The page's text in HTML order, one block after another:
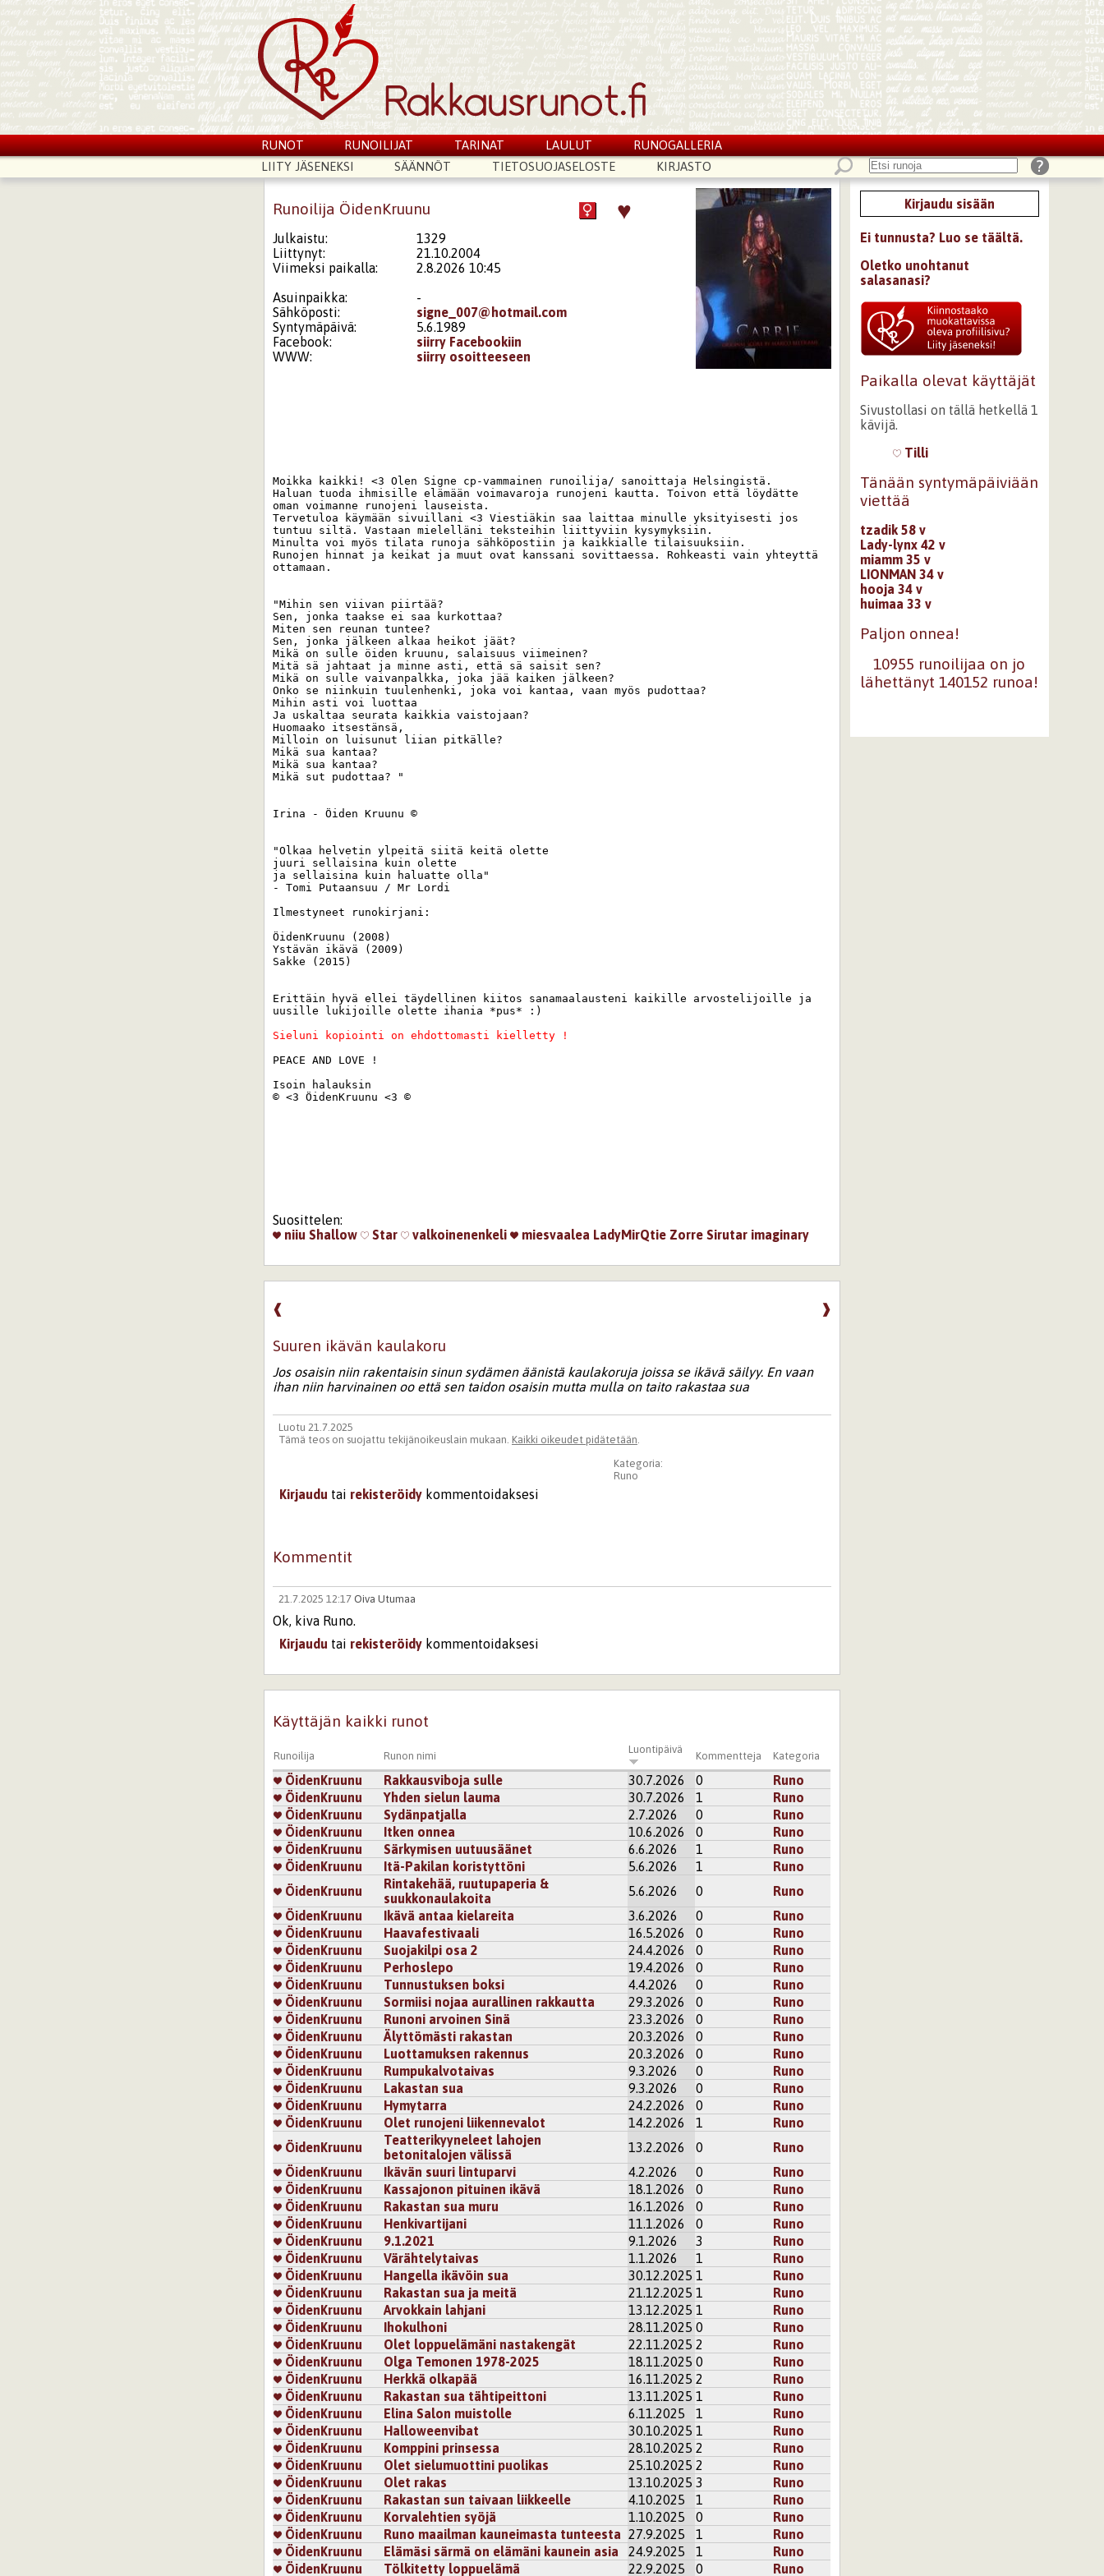
RUNOT RUNOILIJAT TARINAT LAULUT
RUNOGALLERIA
LIITY JÄSENEKSI
SÄÄNNÖT TIETOSUOJASELOSTE KIRJASTO
Runoilija ÖidenKruunu ♥
Julkaistu:
1329
Liittynyt:
21.10.2004
Viimeksi paikalla:
2.8.2026 10:45
Asuinpaikka:
-
Sähköposti:
signe_007@hotmail.com
Syntymäpäivä:
5.6.1989
Facebook:
siirry Facebookiin
WWW:
siirry osoitteeseen
Moikka kaikki! <3 Olen Signe cp-vammainen runoilija/ sanoittaja Helsingistä.
Haluan tuoda ihmisille elämään voimavaroja runojeni kautta. Toivon että löydätte
oman voimanne runojeni lauseista.
Tervetuloa käymään sivuillani <3 Viestiäkin saa laittaa minulle yksityisesti jos
tuntuu siltä. Vastaan mielelläni teksteihin liittyviin kysymyksiin.
Minulta voi myös tilata runoja sähköpostiin ja kaikkialle tilaisuuksiin.
Runojen hinnat ja keikat ja muut ovat kanssani sovittaessa. Rohkeasti vain yhteyttä
ottamaan.
"Mihin sen viivan piirtää?
Sen, jonka taakse ei saa kurkottaa?
Miten sen reunan tuntee?
Sen, jonka jälkeen alkaa heikot jäät?
Mikä on sulle öiden kruunu, salaisuus viimeinen?
Mitä sä jahtaat ja minne asti, että sä saisit sen?
Mikä on sulle vaivanpalkka, joka jää kaiken jälkeen?
Onko se niinkuin tuulenhenki, joka voi kantaa, vaan myös pudottaa?
Mihin asti voi luottaa
Ja uskaltaa seurata kaikkia vaistojaan?
Huomaako itsestänsä,
Milloin on luisunut liian pitkälle?
Mikä sua kantaa?
Mikä sua kantaa?
Mikä sut pudottaa? "
Irina - Öiden Kruunu ©
"Olkaa helvetin ylpeitä siitä keitä olette
juuri sellaisina kuin olette
ja sellaisina kuin haluatte olla"
- Tomi Putaansuu / Mr Lordi
Ilmestyneet runokirjani:
ÖidenKruunu (2008)
Ystävän ikävä (2009)
Sakke (2015)
Erittäin hyvä ellei täydellinen kiitos sanamaalausteni kaikille arvostelijoille ja
uusille lukijoille olette ihania *pus* :)
Sieluni kopiointi on ehdottomasti kielletty !
PEACE AND LOVE !
Isoin halauksin
© <3 ÖidenKruunu <3 ©
Suosittelen:
niiu Shallow Star valkoinenenkeli miesvaalea LadyMirQtie Zorre Sirutar imaginary
❱
❰
Suuren ikävän kaulakoru
Jos osaisin niin rakentaisin sinun sydämen äänistä kaulakoruja joissa se ikävä säilyy. En vaan
ihan niin harvinainen oo että sen taidon osaisin mutta mulla on taito rakastaa sua
Luotu 21.7.2025
Tämä teos on suojattu tekijänoikeuslain mukaan. Kaikki oikeudet pidätetään.
Kategoria:
Runo
Kirjaudu tai rekisteröidy kommentoidaksesi
Kommentit
21.7.2025 12:17 Oiva Utumaa
Ok, kiva Runo.
Kirjaudu tai rekisteröidy kommentoidaksesi
Sivut
Käyttäjän kaikki runot
Runoilija Runon nimi
Luontipäivä
Kommentteja Kategoria
ÖidenKruunu Rakkausviboja sulle 30.7.2026 0
Runo
ÖidenKruunu
Yhden sielun lauma 30.7.2026 1
Runo
ÖidenKruunu
Sydänpatjalla 2.7.2026 0
Runo
ÖidenKruunu
Itken onnea 10.6.2026 0
Runo
ÖidenKruunu
Särkymisen uutuusäänet 6.6.2026 1
Runo
ÖidenKruunu
Itä-Pakilan koristyttöni 5.6.2026 1
Runo
ÖidenKruunu
Rintakehää, ruutupaperia &
suukkonaulakoita
5.6.2026 0
Runo
ÖidenKruunu
Ikävä antaa kielareita 3.6.2026 0
Runo
ÖidenKruunu
Haavafestivaali 16.5.2026 0
Runo
ÖidenKruunu
Suojakilpi osa 2 24.4.2026 0
Runo
ÖidenKruunu
Perhoslepo 19.4.2026 0
Runo
ÖidenKruunu
Tunnustuksen boksi 4.4.2026 0
Runo
ÖidenKruunu
Sormiisi nojaa aurallinen rakkautta 29.3.2026 0
Runo
ÖidenKruunu
Runoni arvoinen Sinä 23.3.2026 0
Runo
ÖidenKruunu
Älyttömästi rakastan 20.3.2026 0
Runo
ÖidenKruunu
Luottamuksen rakennus 20.3.2026 0
Runo
ÖidenKruunu
Rumpukalvotaivas 9.3.2026 0
Runo
ÖidenKruunu
Lakastan sua 9.3.2026 0
Runo
ÖidenKruunu
Hymytarra 24.2.2026 0
Runo
ÖidenKruunu
Olet runojeni liikennevalot 14.2.2026 1
Runo
ÖidenKruunu
Teatterikyyneleet lahojen
betonitalojen välissä
13.2.2026 0
Runo
ÖidenKruunu
Ikävän suuri lintuparvi 4.2.2026 0
Runo
ÖidenKruunu
Kassajonon pituinen ikävä 18.1.2026 0
Runo
ÖidenKruunu
Rakastan sua muru 16.1.2026 0
Runo
ÖidenKruunu
Henkivartijani 11.1.2026 0
Runo
ÖidenKruunu
9.1.2021 9.1.2026 3
Runo
ÖidenKruunu
Värähtelytaivas 1.1.2026 1
Runo
ÖidenKruunu
Hangella ikävöin sua 30.12.2025 1
Runo
ÖidenKruunu
Rakastan sua ja meitä 21.12.2025 1
Runo
ÖidenKruunu
Arvokkain lahjani 13.12.2025 1
Runo
ÖidenKruunu
Ihokulhoni 28.11.2025 0
Runo
ÖidenKruunu
Olet loppuelämäni nastakengät 22.11.2025 2
Runo
ÖidenKruunu
Olga Temonen 1978-2025 18.11.2025 0
Runo
ÖidenKruunu
Herkkä olkapää 16.11.2025 2
Runo
ÖidenKruunu
Rakastan sua tähtipeittoni 13.11.2025 1
Runo
ÖidenKruunu
Elina Salon muistolle 6.11.2025 1
Runo
ÖidenKruunu
Halloweenvibat 30.10.2025 1
Runo
ÖidenKruunu
Komppini prinsessa 28.10.2025 2
Runo
ÖidenKruunu
Olet sielumuottini puolikas 25.10.2025 2
Runo
ÖidenKruunu
Olet rakas 13.10.2025 3
Runo
ÖidenKruunu
Rakastan sun taivaan liikkeelle 4.10.2025 1
Runo
ÖidenKruunu
Korvalehtien syöjä 1.10.2025 0
Runo
ÖidenKruunu
Runo maailman kauneimasta tunteesta 27.9.2025 1
Runo
ÖidenKruunu
Elämäsi särmä on elämäni kaunein asia 24.9.2025 1
Runo
ÖidenKruunu
Tölkitetty loppuelämä 22.9.2025 0 Runo
Kirjaudu sisään
Ei tunnusta? Luo se täältä.
Oletko unohtanut
salasanasi?
Paikalla olevat käyttäjät
Sivustollasi on tällä hetkellä 1
kävijä.
Tilli
Tänään syntymäpäiviään
viettää
tzadik 58 v
Lady-lynx 42 v
miamm 35 v
LIONMAN 34 v
hooja 34 v
huimaa 33 v
Paljon onnea!
10955 runoilijaa on jo
lähettänyt 140152 runoa!